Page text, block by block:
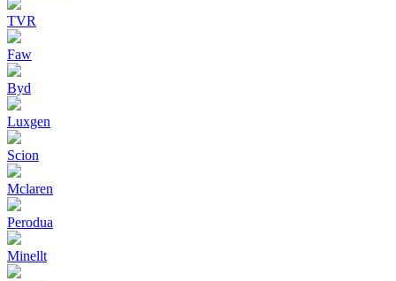
TVR
Faw
Byd
Luxgen
Scion
Mclaren
Perodua
Minellt